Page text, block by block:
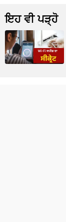
ਇਹ ਵੀ ਪੜ੍ਹੋ